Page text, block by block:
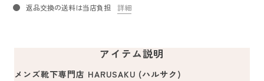
返品交換の送料は当店負担
詳細
アイテム説明
メンズ靴下専門店 HARUSAKU (ハルサク)